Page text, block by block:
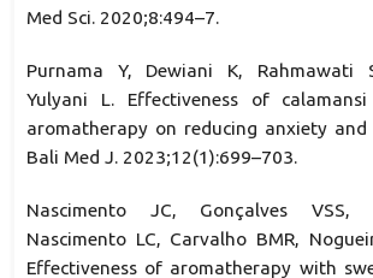
Med Sci. 2020;8:494–7.
Purnama Y, Dewiani K, Rahmawati
Yulyani L. Effectiveness of
aromatherapy on reducing anxiety
Bali Med J. 2023;12(1):699–703.
Nascimento JC, Gonçalves VSS,
Nascimento LC, Carvalho BMR,
Effectiveness of aromatherapy with